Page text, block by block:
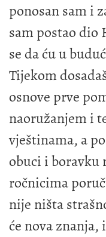
ponosan sam i
sam postao dio
se da ću u
Tijekom
osnove prve
naoružanjem i
vještinama, a
obuci i boravku
ročnicima
nije ništa
će nova